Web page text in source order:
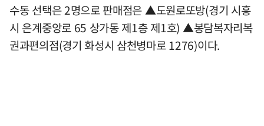
수동 선택은 2명으로 판매점은 ▲도원로또방(경기 시흥
시 은계중앙로 65 상가동 제1층 제1호) ▲봉담복자리복
권과편의점(경기 화성시 삼천병마로 1276)이다.